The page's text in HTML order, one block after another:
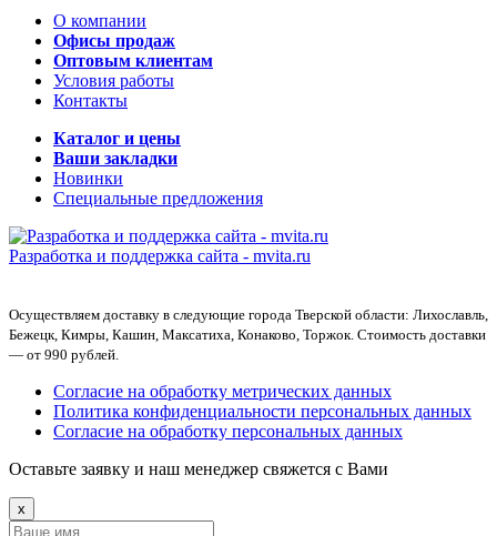
О компании
Офисы продаж
Оптовым клиентам
Условия работы
Контакты
Каталог и цены
Ваши закладки
Новинки
Специальные предложения
Разработка и поддержка сайта - mvita.ru
Осуществляем доставку в следующие города Тверской области: Лихославль,
Бежецк, Кимры, Кашин, Максатиха, Конаково, Торжок. Стоимость доставки
— от 990 рублей.
Согласие на обработку метрических данных
Политика конфиденциальности персональных данных
Согласие на обработку персональных данных
Оставьте заявку и наш менеджер свяжется с Вами
x